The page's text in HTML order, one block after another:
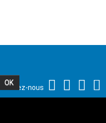
Suivez-nous